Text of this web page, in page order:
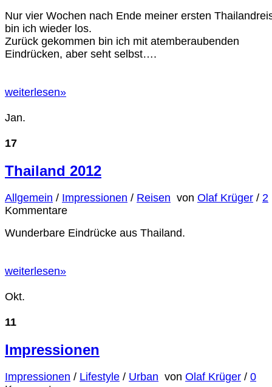
Nur vier Wochen nach Ende meiner ersten
bin ich wieder los.
Zurück gekommen bin ich mit atemberaubenden
Eindrücken, aber seht selbst….
weiterlesen»
Jan.
17
Thailand 2012
Allgemein / Impressionen / Reisen von Olaf Krüger / 2
Kommentare
Wunderbare Eindrücke aus Thailand.
weiterlesen»
Okt.
11
Impressionen
Impressionen / Lifestyle / Urban von Olaf Krüger / 0